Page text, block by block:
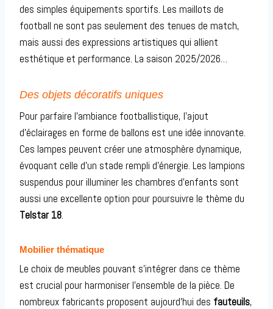
des simples équipements sportifs. Les maillots de
football ne sont pas seulement des tenues de match,
mais aussi des expressions artistiques qui allient
esthétique et performance. La saison 2025/2026…
Des objets décoratifs uniques
Pour parfaire l’ambiance footballistique, l’ajout
d’éclairages en forme de ballons est une idée innovante.
Ces lampes peuvent créer une atmosphère dynamique,
évoquant celle d’un stade rempli d’énergie. Les lampions
suspendus pour illuminer les chambres d’enfants sont
aussi une excellente option pour poursuivre le thème du
Telstar 18.
Mobilier thématique
Le choix de meubles pouvant s’intégrer dans ce thème
est crucial pour harmoniser l’ensemble de la pièce. De
nombreux fabricants proposent aujourd’hui des fauteuils,